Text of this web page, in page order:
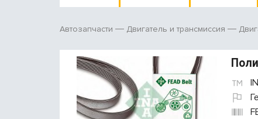
Автозапчасти Двигатель и трансмиссия